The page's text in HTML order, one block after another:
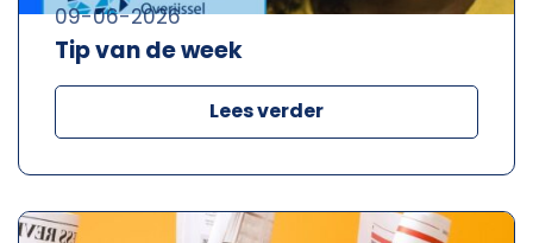
Tip van de week
09-06-2026
Lees verder